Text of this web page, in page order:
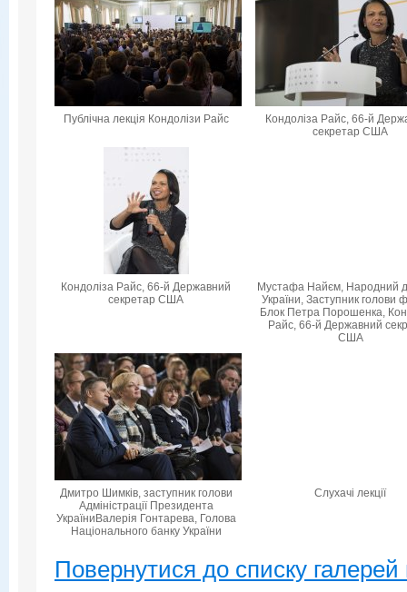
Публічна лекція Кондолізи Райс
Кондоліза Райс, 66-й
секретар США
Кондоліза Райс, 66-й Державний
секретар США
Мустафа Найєм, Народний
України, Заступник голови
Блок Петра Порошенка,
Райс, 66-й Державний
США
Дмитро Шимків, заступник голови
Адміністрації Президента
УкраїниВалерія Гонтарева, Голова
Національного банку України
Слухачі лекції
Повернутися до списку галерей